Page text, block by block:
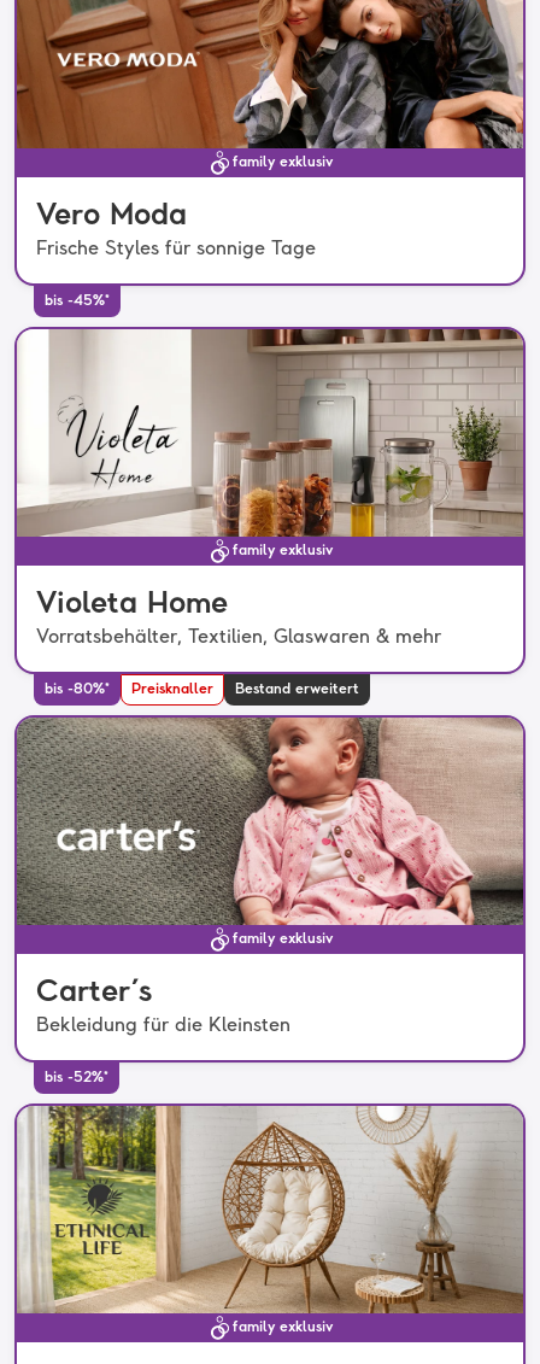
family exklusiv
Vero Moda
Frische Styles für sonnige Tage
bis -45%*
family exklusiv
Violeta Home
Vorratsbehälter, Textilien, Glaswaren & mehr
bis -80%* Preisknaller Bestand erweitert
family exklusiv
Carter´s
Bekleidung für die Kleinsten
bis -52%*
family exklusiv